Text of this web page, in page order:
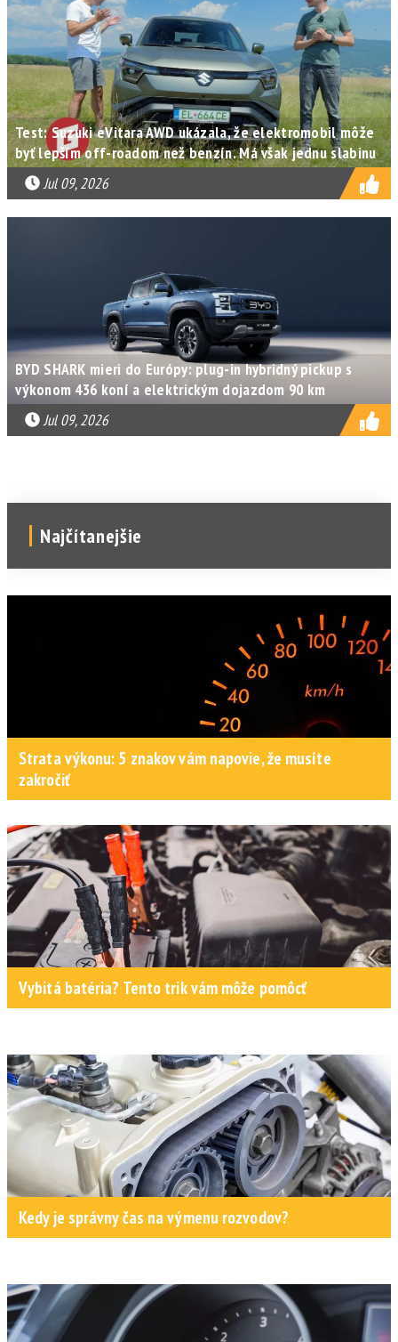
Test: Suzuki eVitara AWD ukázala, že elektromobil môže
byť lepším off-roadom než benzín. Má však jednu slabinu
Jul 09, 2026
BYD SHARK mieri do Európy: plug-in hybridný pickup s
výkonom 436 koní a elektrickým dojazdom 90 km
Jul 09, 2026
Najčítanejšie
Strata výkonu: 5 znakov vám napovie, že musíte
zakročiť
Vybitá batéria? Tento trik vám môže pomôcť
Kedy je správny čas na výmenu rozvodov?